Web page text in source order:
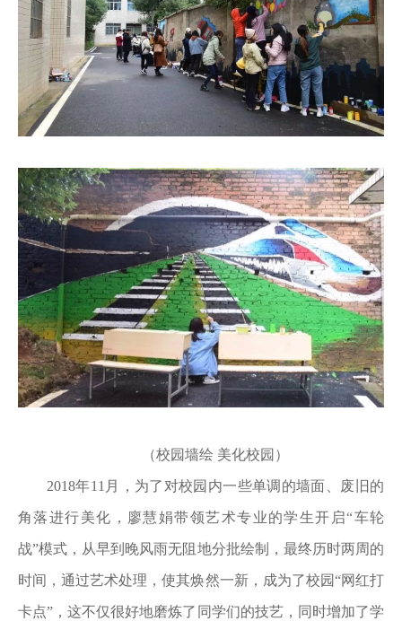
（校园墙绘 美化校园）
2018年11月，为了对校园内一些单调的墙面、废旧的
角落进行美化，廖慧娟带领艺术专业的学生开启“车轮
战”模式，从早到晚风雨无阻地分批绘制，最终历时两周的
时间，通过艺术处理，使其焕然一新，成为了校园“网红打
卡点”，这不仅很好地磨炼了同学们的技艺，同时增加了学